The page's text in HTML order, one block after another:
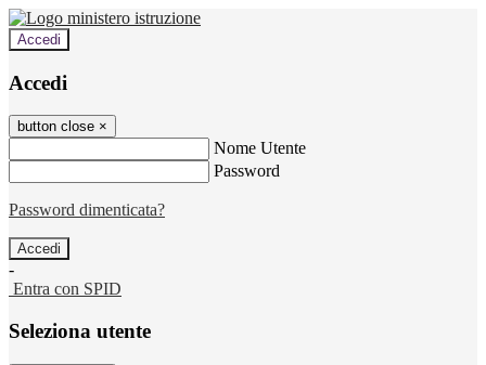
Accedi
Accedi
button close ×
Nome Utente
Password
Password dimenticata?
-
Entra con SPID
Seleziona utente